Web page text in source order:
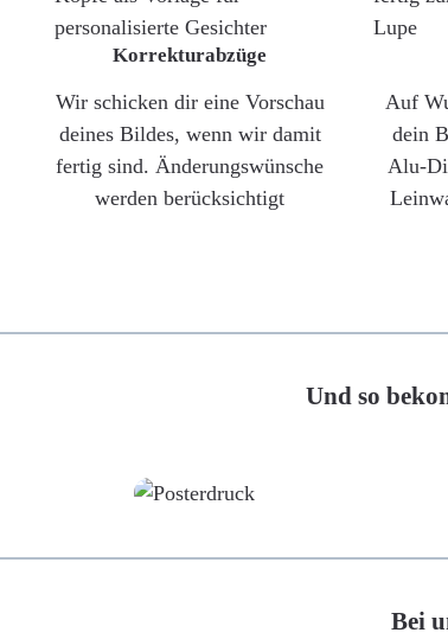
Korrekturabzüge
Wir schicken dir eine Vorschau
deines Bildes, wenn wir damit
fertig sind. Änderungswünsche
werden berücksichtigt
Auf
dein
Alu-
Und so
Bei